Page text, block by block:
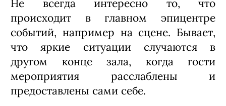
Не всегда интересно то, что
происходит в главном эпицентре
событий, например на сцене. Бывает,
что яркие ситуации случаются в
другом конце зала, когда гости
мероприятия расслаблены и
предоставлены сами себе.